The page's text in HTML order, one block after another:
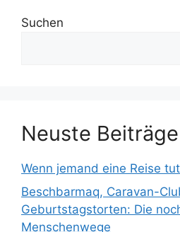
Suchen
Neuste Beiträge
Wenn jemand eine Reise
Beschbarmaq, Caravan-
Geburtstagstorten: Die
Menschenwege